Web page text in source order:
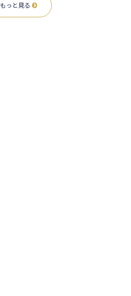
もっと見る